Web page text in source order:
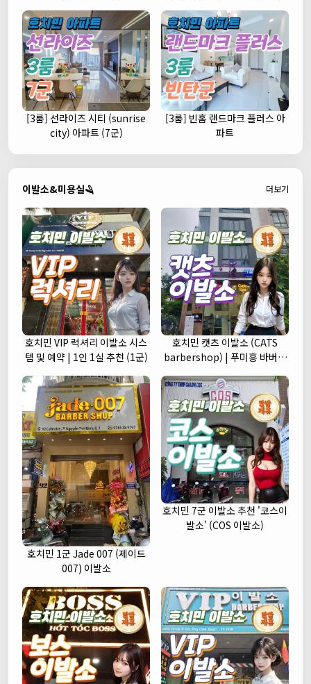
[3룸] 선라이즈 시티 (sunrise
city) 아파트 (7군)
[3룸] 빈홈 랜드마크 플러스 아
파트
이발소&미용실🪒 더보기
호치민 VIP 럭셔리 이발소 시스
템 및 예약 | 1인 1실 추천 (1군)
호치민 캣츠 이발소 (CATS
barbershop) | 푸미흥 바버샵
호치민 1군 Jade 007 (제이드
007) 이발소
호치민 7군 이발소 추천 '코스이
발소' (COS 이발소)